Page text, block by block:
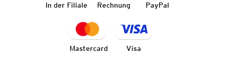
In der Filiale Rechnung PayPal
Mastercard Visa